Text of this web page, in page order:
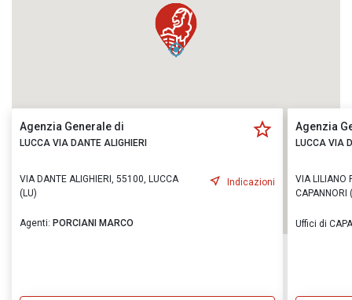
Agenzia Generale di
LUCCA VIA DANTE ALIGHIERI
VIA DANTE ALIGHIERI, 55100, LUCCA
(LU)
Indicazioni
Agenti: PORCIANI MARCO
Agenzia
LUCCA VIA
VIA LILIANO
CAPANNORI
Uffici di